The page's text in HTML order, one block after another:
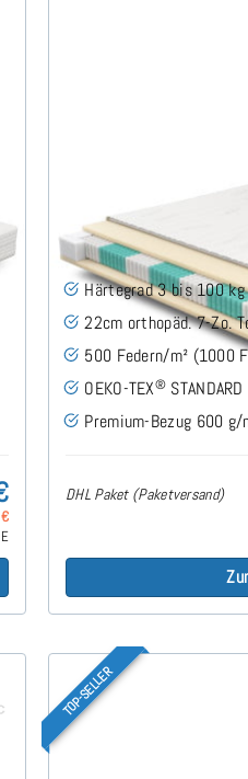
SERA H3 (TENCEL™
Härtegrad 3 bis 100
22cm orthopäd. 7-Zo.
500 Federn/m² (1000
OEKO-TEX®
Premium-Bezug 600
DHL Paket (Paketversand)
TOP-SELLER